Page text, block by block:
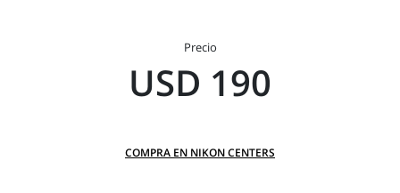
Precio
USD 190
COMPRA EN NIKON CENTERS